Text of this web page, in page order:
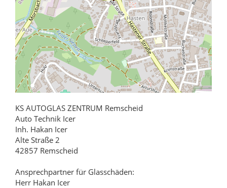
KS AUTOGLAS ZENTRUM Remscheid
Auto Technik Icer
Inh. Hakan Icer
Alte Straße 2
42857 Remscheid
Ansprechpartner für Glasschäden:
Herr Hakan Icer